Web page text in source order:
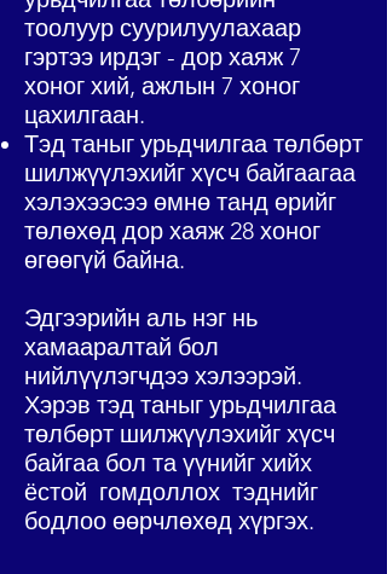
тоолуур суурилуулахаар
гэртээ ирдэг - дор хаяж 7
хоног хий, ажлын 7 хоног
цахилгаан.
Тэд таныг урьдчилгаа төлбөрт
шилжүүлэхийг хүсч байгаагаа
хэлэхээсээ өмнө танд өрийг
төлөхөд дор хаяж 28 хоног
өгөөгүй байна.
Эдгээрийн аль нэг нь
хамааралтай бол
нийлүүлэгчдээ хэлээрэй.
Хэрэв тэд таныг урьдчилгаа
төлбөрт шилжүүлэхийг хүсч
байгаа бол та үүнийг хийх
ёстой гомдоллох тэднийг
бодлоо өөрчлөхөд хүргэх.